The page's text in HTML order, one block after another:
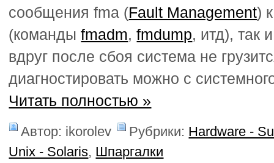
сообщения fma (Fault Management)
(командыfmadm,fmdump, итд), так
вдруг после сбоя система не
диагностировать можно с
Читать полностью »
Автор: ikorolev Рубрики: Hardware -
Unix - Solaris, Шпаргалки